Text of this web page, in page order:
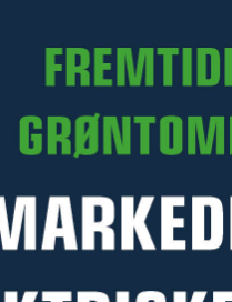
de kan skaffe varen og